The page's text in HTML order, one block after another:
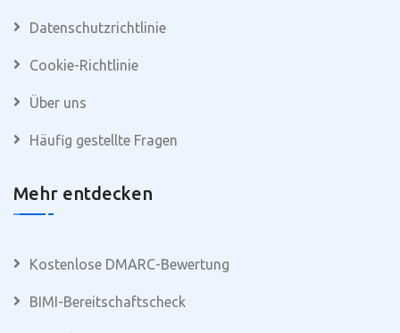
Datenschutzrichtlinie
Cookie-Richtlinie
Über uns
Häufig gestellte Fragen
Mehr entdecken
Kostenlose DMARC-Bewertung
BIMI-Bereitschaftscheck